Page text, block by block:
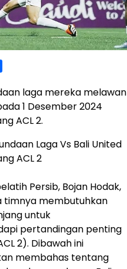
laga mereka melawan
1 Desember 2024
ACL 2.
Persib, Bojan Hodak,
timnya membutuhkan
untuk
pertandingan penting
2). Dibawah ini
membahas tentang